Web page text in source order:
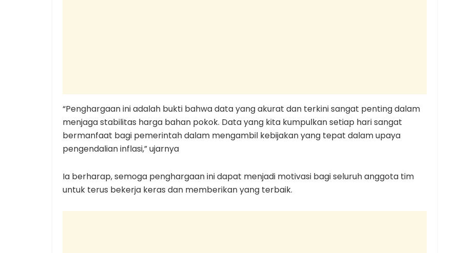
“Penghargaan ini adalah bukti bahwa data yang akurat dan terkini sangat penting dalam
menjaga stabilitas harga bahan pokok. Data yang kita kumpulkan setiap hari sangat
bermanfaat bagi pemerintah dalam mengambil kebijakan yang tepat dalam upaya
pengendalian inflasi,” ujarnya
Ia berharap, semoga penghargaan ini dapat menjadi motivasi bagi seluruh anggota tim
untuk terus bekerja keras dan memberikan yang terbaik.